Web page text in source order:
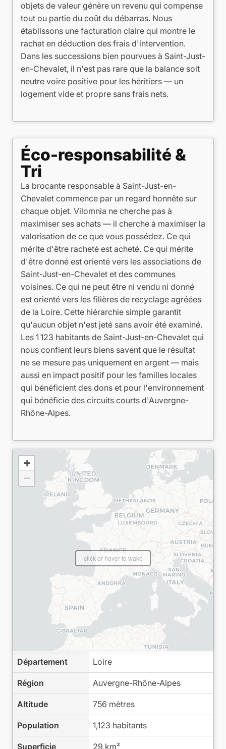
objets de valeur génère un revenu qui compense
tout ou partie du coût du débarras. Nous
établissons une facturation claire qui montre le
rachat en déduction des frais d'intervention.
Dans les successions bien pourvues à Saint-Just-
en-Chevalet, il n'est pas rare que la balance soit
neutre voire positive pour les héritiers — un
logement vide et propre sans frais nets.
Éco-responsabilité &
Tri
La brocante responsable à Saint-Just-en-
Chevalet commence par un regard honnête sur
chaque objet. Vilomnia ne cherche pas à
maximiser ses achats — il cherche à maximiser la
valorisation de ce que vous possédez. Ce qui
mérite d'être racheté est acheté. Ce qui mérite
d'être donné est orienté vers les associations de
Saint-Just-en-Chevalet et des communes
voisines. Ce qui ne peut être ni vendu ni donné
est orienté vers les filières de recyclage agréées
de la Loire. Cette hiérarchie simple garantit
qu'aucun objet n'est jeté sans avoir été examiné.
Les 1 123 habitants de Saint-Just-en-Chevalet qui
nous confient leurs biens savent que le résultat
ne se mesure pas uniquement en argent — mais
aussi en impact positif pour les familles locales
qui bénéficient des dons et pour l'environnement
qui bénéficie des circuits courts d'Auvergne-
Rhône-Alpes.
+
−
click or hover to wake
Département Loire
Région Auvergne-Rhône-Alpes
Altitude 756 mètres
Population 1,123 habitants
Superficie 29 km²